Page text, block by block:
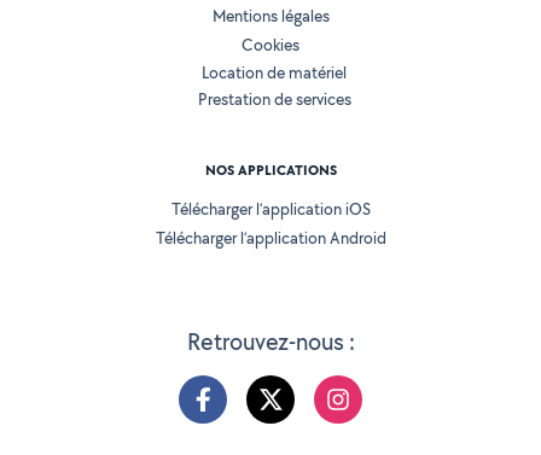
Retrouvez-nous :
Mentions légales
Cookies
Location de matériel
Prestation de services
NOS APPLICATIONS
Télécharger l’application iOS
Télécharger l’application Android